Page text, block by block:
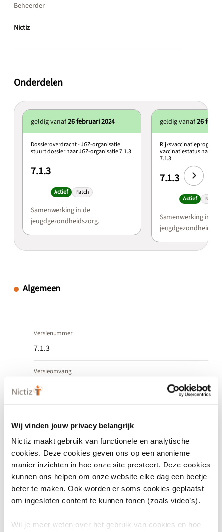
Wij vinden jouw privacy belangrijk
Nictiz maakt gebruik van functionele en analytische
cookies. Deze cookies geven ons op een anonieme
manier inzichten in hoe onze site presteert. Deze cookies
kunnen ons helpen om onze website elke dag een beetje
beter te maken. Ook worden er soms cookies geplaatst
om ingesloten content te kunnen tonen (zoals video’s).
Wil je meer weten over het gebruik van cookies en hoe
Beheerder
Nictiz
Onderdelen
geldig vanaf26 februari 2024
Dossieroverdracht - JGZ-organisatie
stuurt dossier naar JGZ-organisatie 7.1.3
7.1.3
Actief Patch
Samenwerking in de
jeugdgezondheidszorg.
geldig vanaf26
vaccinatiestatus naar
7.1.3
7.1.3
Actief Patch
Samenwerking in de
Algemeen
Versienummer
7.1.3
Versieomvang
Patch
26 februari 2024
Einde geldigheid
-
Actief